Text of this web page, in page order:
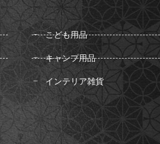
こども用品
キャンプ用品
インテリア雑貨